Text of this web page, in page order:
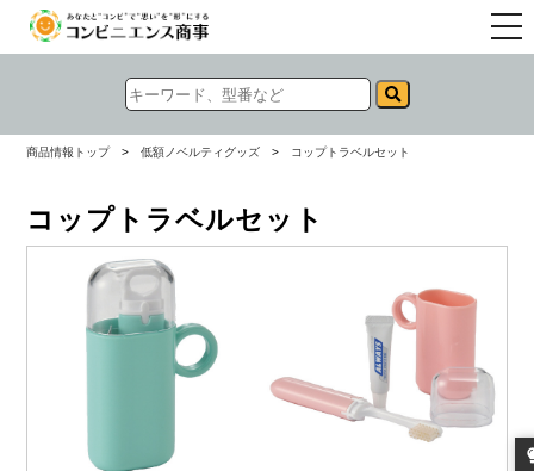
商品情報トップ > 低額ノベルティグッズ > コップトラベルセット
コップトラベルセット